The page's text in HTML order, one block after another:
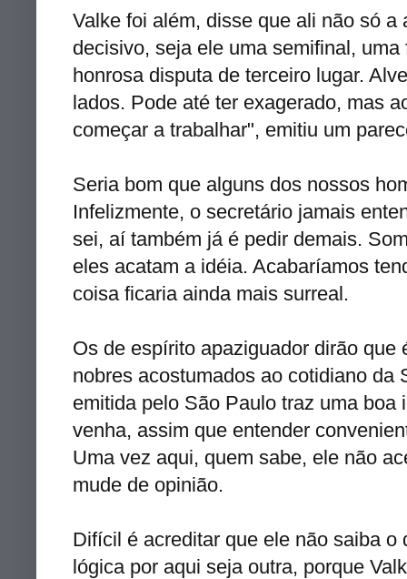
Valke foi além, disse que ali não só a
decisivo, seja ele uma semifinal,
honrosa disputa de terceiro lugar.
lados. Pode até ter exagerado, mas
começar a trabalhar", emitiu um
Seria bom que alguns dos nossos
Infelizmente, o secretário jamais
sei, aí também já é pedir demais.
eles acatam a idéia. Acabaríamos
coisa ficaria ainda mais surreal.
Os de espírito apaziguador dirão
nobres acostumados ao cotidiano da
emitida pelo São Paulo traz uma boa
venha, assim que entender
Uma vez aqui, quem sabe, ele não
mude de opinião.
Difícil é acreditar que ele não saiba
lógica por aqui seja outra, porque